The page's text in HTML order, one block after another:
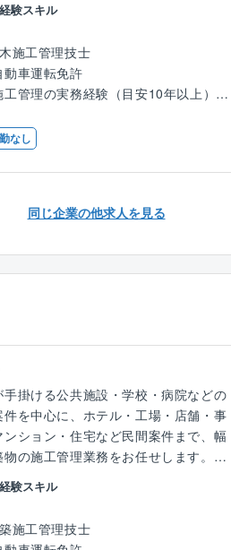
力】
アトップクラス：同社はボイラ業界で
ラスのシェアを有しております。
に拠点を設けており、より顧客の近く
ており、人々の生活に必要不可欠な熱
、生活の基盤を支える事業をして手
ります。
ことを目指しており、すべてのステー
ーの皆さまにとって価値ある企業にな
】
～40時間程度です。
の直行直帰可能です。
稼働状況によって休日出勤可能性が
が、振休・代休の取得が必須となりま
のお問い合わせはコールセンターに
するため緊急対応は少なく、目安と
単位で月1～2件となります。個人単位
と少ないのでご安心ください。
】
施工計画から完成・引き渡しまで、一
ロジェクト全体の管理を担っていただ
理：工事の進捗管理
：工事費用の管理
：設計図書・仕様通りの品質確保
模】
中規模案件は1級資格保持者が中心
中規模は専任、小規模は複数案件を
目安〉
数：1～2件／3～4名体制
額：1億円～2億円
数：2～3件／3名体制
額：3,000万円～1億円
験スキル
施工管理技士
動車運転免許
工管理の実務経験（目安10年以上）
経験
なし
同じ企業の他求人を見る
手掛ける公共施設・学校・病院などの
件を中心に、ホテル・工場・店舗・事
ンション・住宅など民間案件まで、幅
の施工管理業務をお任せします。
】
施工計画から完成・引き渡しまで、一
ロジェクト全体の管理を担っていただ
験スキル
施工管理技士